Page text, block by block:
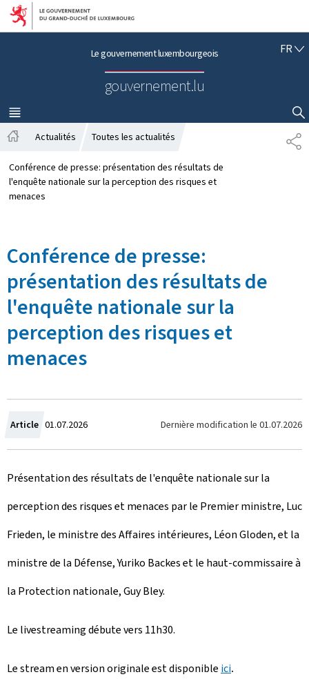
Aller au menu principal
Aller au contenu
Le gouvernement luxembourgeois
gouvernement.lu
FRF
Ç
A
I
S
MENU
PRINCIPAL
AFFICHER / MASQUER LA RECHERCHE
P
A
c
c
u
Actualités Toutes les actualités
Conférence de presse: présentation des résultats de
l'enquête nationale sur la perception des risques et
menaces
Conférence de presse:
présentation des résultats de
l'enquête nationale sur la
perception des risques et
menaces
Article C
r
é
e
l
e
01.07.2026 Dernière modification le 01.07.2026
Présentation des résultats de l'enquête nationale sur la
perception des risques et menaces par le Premier ministre, Luc
Frieden, le ministre des Affaires intérieures, Léon Gloden, et la
ministre de la Défense, Yuriko Backes et le haut-commissaire à
la Protection nationale, Guy Bley.
Le livestreaming débute vers 11h30.
Le stream en version originale est disponible ici.